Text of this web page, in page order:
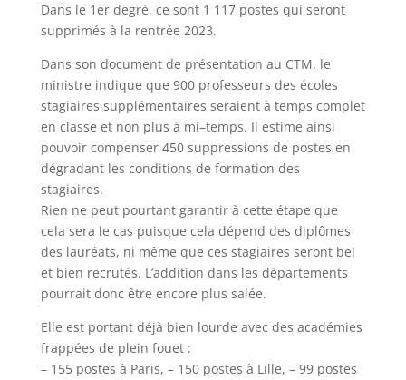
Dans le 1er degré, ce sont 1 117 postes qui seront
supprimés à la rentrée 2023.
Dans son document de présentation au CTM, le
ministre indique que 900 professeurs des écoles
stagiaires supplémentaires seraient à temps complet
en classe et non plus à mi–temps. Il estime ainsi
pouvoir compenser 450 suppressions de postes en
dégradant les conditions de formation des
stagiaires.
Rien ne peut pourtant garantir à cette étape que
cela sera le cas puisque cela dépend des diplômes
des lauréats, ni même que ces stagiaires seront bel
et bien recrutés. L’addition dans les départements
pourrait donc être encore plus salée.
Elle est portant déjà bien lourde avec des académies
frappées de plein fouet :
– 155 postes à Paris, – 150 postes à Lille, – 99 postes